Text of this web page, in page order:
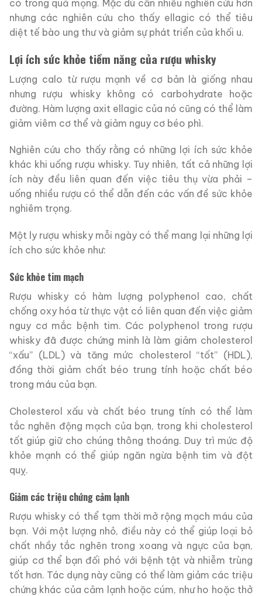
có trong quả mọng. Mặc dù cần nhiều nghiên cứu hơn
nhưng các nghiên cứu cho thấy ellagic có thể tiêu
diệt tế bào ung thư và giảm sự phát triển của khối u.
Lợi ích sức khỏe tiềm năng của rượu whisky
Lượng calo từ rượu mạnh về cơ bản là giống nhau
nhưng rượu whisky không có carbohydrate hoặc
đường. Hàm lượng axit ellagic của nó cũng có thể làm
giảm viêm cơ thể và giảm nguy cơ béo phì.
Nghiên cứu cho thấy rằng có những lợi ích sức khỏe
khác khi uống rượu whisky. Tuy nhiên, tất cả những lợi
ích này đều liên quan đến việc tiêu thụ vừa phải –
uống nhiều rượu có thể dẫn đến các vấn đề sức khỏe
nghiêm trọng.
Một ly rượu whisky mỗi ngày có thể mang lại những lợi
ích cho sức khỏe như:
Sức khỏe tim mạch
Rượu whisky có hàm lượng polyphenol cao, chất
chống oxy hóa từ thực vật có liên quan đến việc giảm
nguy cơ mắc bệnh tim. Các polyphenol trong rượu
whisky đã được chứng minh là làm giảm cholesterol
“xấu” (LDL) và tăng mức cholesterol “tốt” (HDL),
đồng thời giảm chất béo trung tính hoặc chất béo
trong máu của bạn.
Cholesterol xấu và chất béo trung tính có thể làm
tắc nghẽn động mạch của bạn, trong khi cholesterol
tốt giúp giữ cho chúng thông thoáng. Duy trì mức độ
khỏe mạnh có thể giúp ngăn ngừa bệnh tim và đột
quỵ.
Giảm các triệu chứng cảm lạnh
Rượu whisky có thể tạm thời mở rộng mạch máu của
bạn. Với một lượng nhỏ, điều này có thể giúp loại bỏ
chất nhầy tắc nghẽn trong xoang và ngực của bạn,
giúp cơ thể bạn đối phó với bệnh tật và nhiễm trùng
tốt hơn. Tác dụng này cũng có thể làm giảm các triệu
chứng khác của cảm lạnh hoặc cúm, như ho hoặc thở